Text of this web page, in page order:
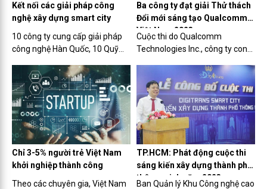
Kết nối các giải pháp công
nghệ xây dựng smart city
10 công ty cung cấp giải pháp
công nghệ Hàn Quốc, 10 Quỹ
Nam và hơn 100 doanh nhân,
đại diện startup sẽ hội ngộ
trong Ngày hội triển lãm các giải
pháp công nghệ xây dựng...
Ba công ty đạt giải Thử thách
Đổi mới sáng tạo Qualcomm
Việt Nam 2023
Cuộc thi do Qualcomm
Technologies Inc., công ty con
Theo đó, top 3 chiến thắng mùa
thứ ba của cuộc thi vừa được
công bố.
Chỉ 3-5% người trẻ Việt Nam
khởi nghiệp thành công
Theo các chuyên gia, Việt Nam
TP.HCM: Phát động cuộc thi
sáng kiến xây dựng thành phố
thông minh năm 2023
Ban Quản lý Khu Công nghệ cao